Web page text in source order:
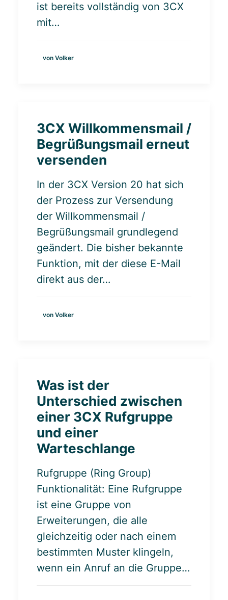
ist bereits vollständig von 3CX
mit…
von Volker
3CX Willkommensmail /
Begrüßungsmail erneut
versenden
In der 3CX Version 20 hat sich
der Prozess zur Versendung
der Willkommensmail /
Begrüßungsmail grundlegend
geändert. Die bisher bekannte
Funktion, mit der diese E-Mail
direkt aus der…
von Volker
Was ist der
Unterschied zwischen
einer 3CX Rufgruppe
und einer
Warteschlange
Rufgruppe (Ring Group)
Funktionalität: Eine Rufgruppe
ist eine Gruppe von
Erweiterungen, die alle
gleichzeitig oder nach einem
bestimmten Muster klingeln,
wenn ein Anruf an die Gruppe…